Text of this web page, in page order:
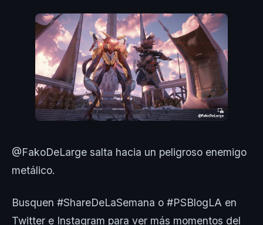
@FakoDeLarge salta hacia un peligroso enemigo
metálico.
Busquen #ShareDeLaSemana o #PSBlogLA en
Twitter e Instagram para ver más momentos del